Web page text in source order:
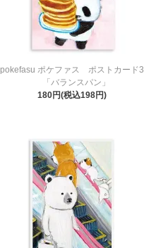
pokefasu ポケファス ポストカード3
「バランスパン」
180円(税込198円)